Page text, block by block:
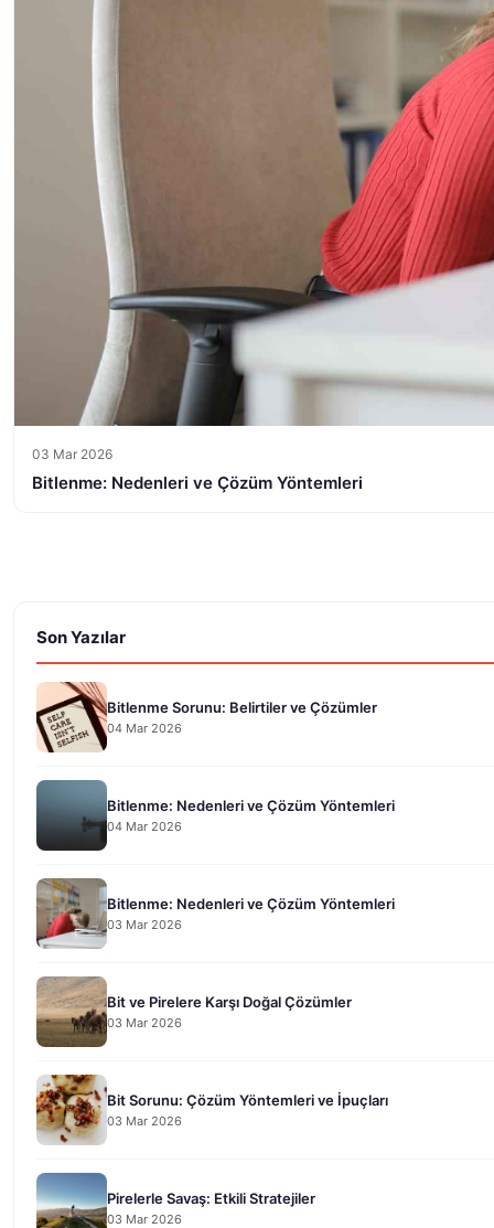
03 Mar 2026
Bitlenme: Nedenleri ve Çözüm Yöntemleri
Son Yazılar
Bitlenme Sorunu: Belirtiler ve Çözümler
04 Mar 2026
Bitlenme: Nedenleri ve Çözüm Yöntemleri
04 Mar 2026
Bitlenme: Nedenleri ve Çözüm Yöntemleri
03 Mar 2026
Bit ve Pirelere Karşı Doğal Çözümler
03 Mar 2026
Bit Sorunu: Çözüm Yöntemleri ve İpuçları
03 Mar 2026
Pirelerle Savaş: Etkili Stratejiler
03 Mar 2026